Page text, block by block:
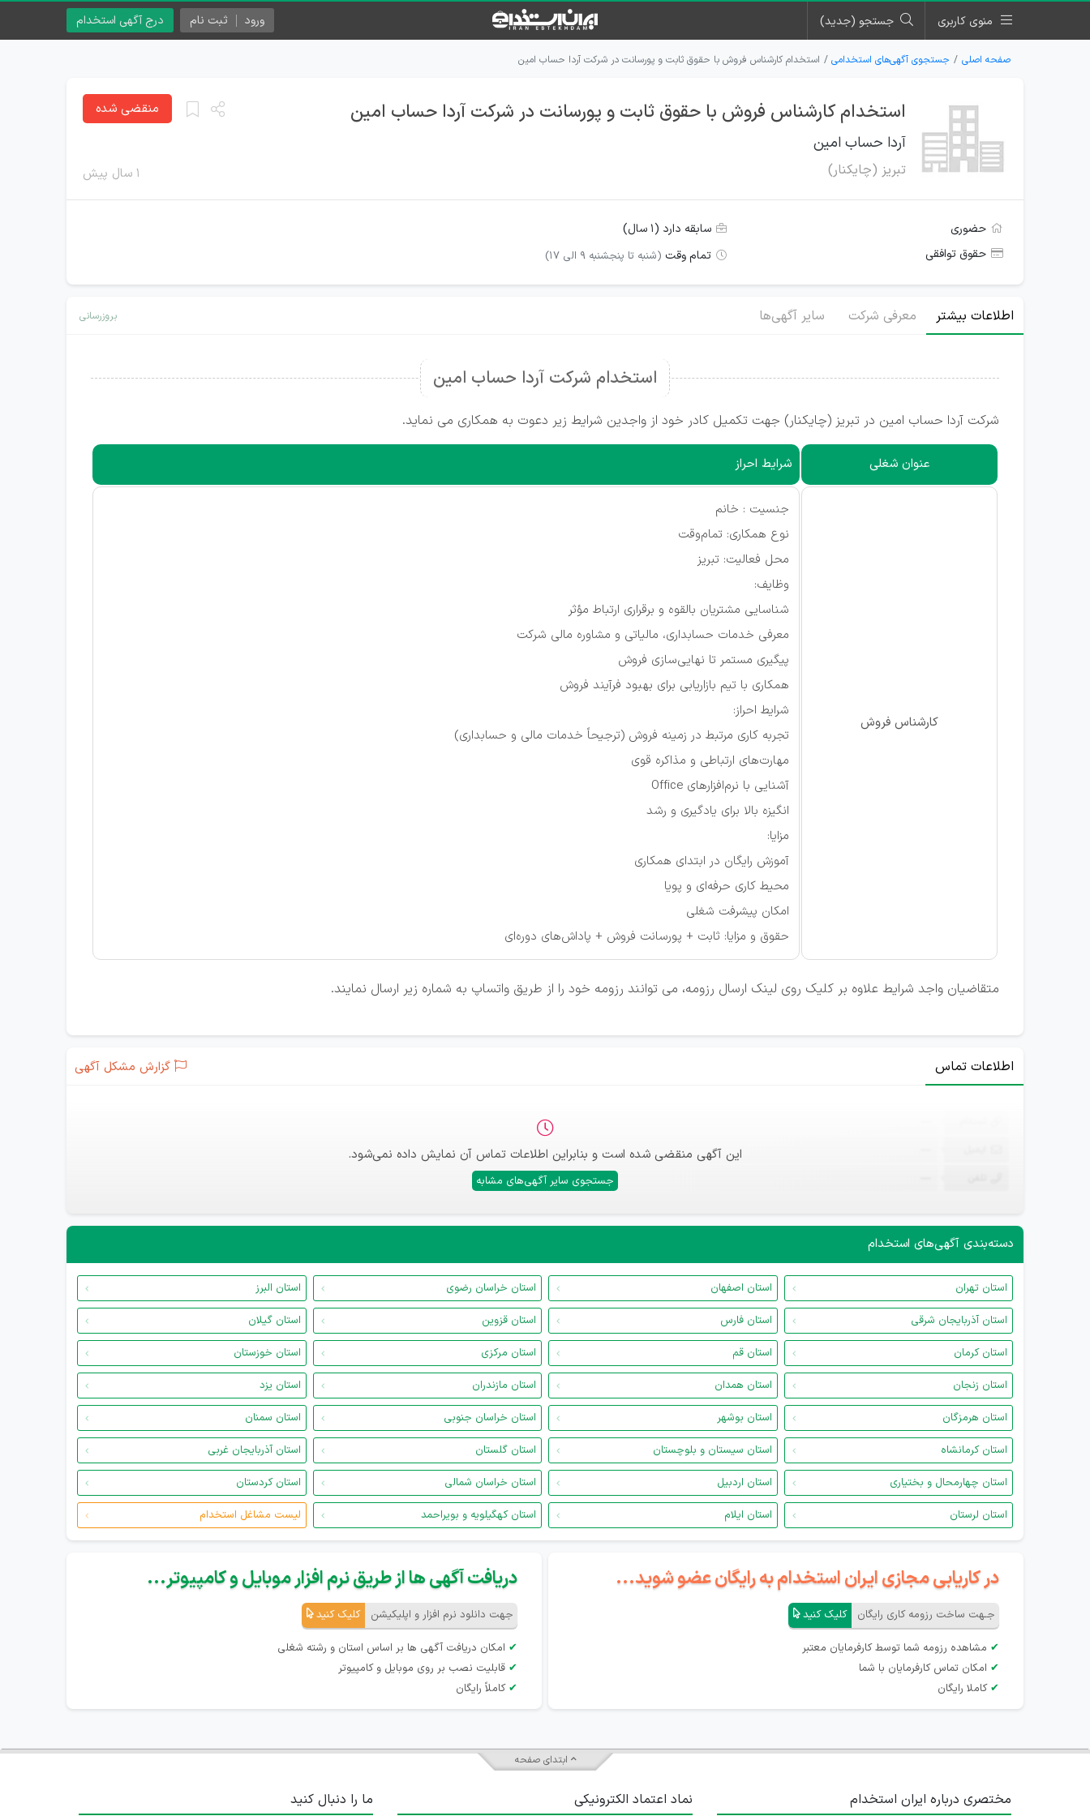
منوی کاربری جستجو (جدید) درج آگهی استخدام ورود ثبت نام
صفحه اصلی جستجوی آگهی‌های استخدامی استخدام کارشناس فروش با حقوق ثابت و پورسانت در شرکت آردا حساب امین
استخدام کارشناس فروش با حقوق ثابت و پورسانت در شرکت آردا حساب امین
آردا حساب امین
تبریز (چایکنار) ۱ سال پیش
منقضی شده
حضوری
سابقه دارد (۱ سال)
حقوق توافقی
تمام وقت (شنبه تا پنجشنبه 9 الی 17)
اطلاعات بیشتر معرفی شرکت سایر آگهی‌ها بروزرسانی
استخدام شرکت آردا حساب امین
شرکت آردا حساب امین در تبریز (چایکنار) جهت تکمیل کادر خود از واجدین شرایط زیر دعوت به همکاری می نماید.
عنوان شغلی شرایط احراز
کارشناس فروش
جنسیت : خانم
نوع همکاری: تمام‌وقت
محل فعالیت: تبریز
وظایف:
شناسایی مشتریان بالقوه و برقراری ارتباط مؤثر
معرفی خدمات حسابداری، مالیاتی و مشاوره مالی شرکت
پیگیری مستمر تا نهایی‌سازی فروش
همکاری با تیم بازاریابی برای بهبود فرآیند فروش
شرایط احراز:
تجربه کاری مرتبط در زمینه فروش (ترجیحاً خدمات مالی و حسابداری)
مهارت‌های ارتباطی و مذاکره قوی
آشنایی با نرم‌افزارهای Office
انگیزه بالا برای یادگیری و رشد
مزایا:
آموزش رایگان در ابتدای همکاری
محیط کاری حرفه‌ای و پویا
امکان پیشرفت شغلی
حقوق و مزایا: ثابت + پورسانت فروش + پاداش‌های دوره‌ای
متقاضیان واجد شرایط علاوه بر کلیک روی لینک ارسال رزومه، می توانند رزومه خود را از طریق واتساپ به شماره زیر ارسال نمایند.
اطلاعات تماس گزارش مشکل آگهی
این آگهی منقضی شده است و بنابراین اطلاعات تماس آن نمایش داده نمی‌شود.
جستجوی سایر آگهی‌های مشابه
دسته‌بندی آگهی‌های استخدام
استان تهران استان اصفهان استان خراسان رضوی
استان البرز
استان آذربایجان شرقی
استان فارس استان قزوین
استان گیلان
استان کرمان
استان قم استان مرکزی
استان خوزستان
استان زنجان
استان همدان استان مازندران
استان یزد
استان هرمزگان
استان بوشهر استان خراسان جنوبی
استان سمنان
استان کرمانشاه
استان سیستان و بلوچستان استان گلستان
استان آذربایجان غربی
استان چهارمحال و بختیاری
استان اردبیل استان خراسان شمالی
استان کردستان
استان لرستان
استان ایلام استان کهگیلویه و بویراحمد لیست مشاغل استخدام
در کاریابی مجازی ایران استخدام به رایگان عضو شوید...
جـهت ساخت رزومه کاری رایگان کلیک کنید
✔ مشاهده رزومه شما توسط کارفرمایان معتبر
✔ امکان تماس کارفرمایان با شما
✔ کاملا رایگان
دریافت آگهی ها از طریق نرم افزار موبایل و کامپیوتر...
جهت دانلود نرم افزار و اپلیکیشن کلیک کنید
✔ امکان دریافت آگهی ها بر اساس استان و رشته شغلی
✔ قابلیت نصب بر روی موبایل و کامپیوتر
✔ کاملاً رایگان
ابتدای صفحه
مختصری درباره ایران استخدام نماد اعتماد الکترونیکی ما را دنبال کنید